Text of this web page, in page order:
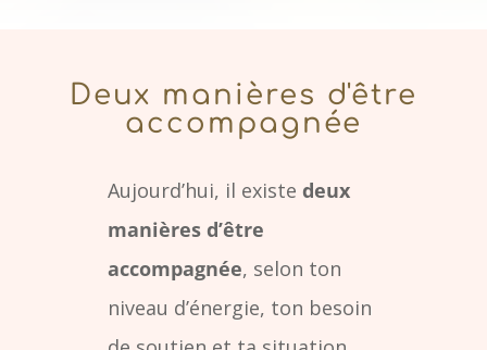
Deux manières d'être
accompagnée
Aujourd’hui, il existe deux
manières d’être
accompagnée, selon ton
niveau d’énergie, ton besoin